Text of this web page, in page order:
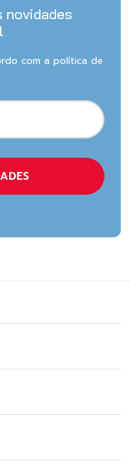
novidades
com a política de